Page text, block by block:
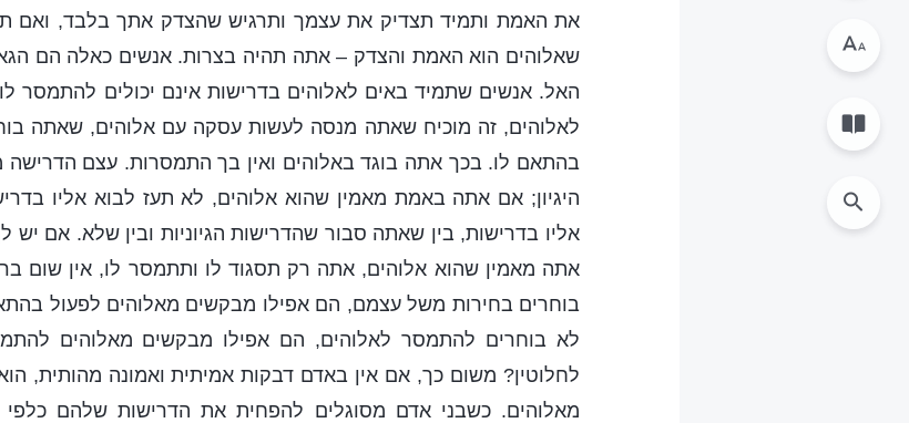
את האמת ותמיד תצדיק את עצמך ותרגיש שהצדק אתך בלבד, ואם
שאלוהים הוא האמת והצדק – אתה תהיה בצרות. אנשים כאלה הם
האל. אנשים שתמיד באים לאלוהים בדרישות אינם יכולים
לאלוהים, זה מוכיח שאתה מנסה לעשות עסקה עם אלוהים, שאתה
בהתאם לו. בכך אתה בוגד באלוהים ואין בך התמסרות. עצם
היגיון; אם אתה באמת מאמין שהוא אלוהים, לא תעז לבוא אליו
אליו בדרישות, בין שאתה סבור שהדרישות הגיוניות ובין שלא. אם יש
אתה מאמין שהוא אלוהים, אתה רק תסגוד לו ותתמסר לו, אין שום
בוחרים בחירות משל עצמם, הם אפילו מבקשים מאלוהים לפעול
לא בוחרים להתמסר לאלוהים, הם אפילו מבקשים מאלוהים
לחלוטין? משום כך, אם אין באדם דבקות אמיתית ואמונה מהותית,
מאלוהים. כשבני אדם מסוגלים להפחית את הדרישות שלהם כלפי